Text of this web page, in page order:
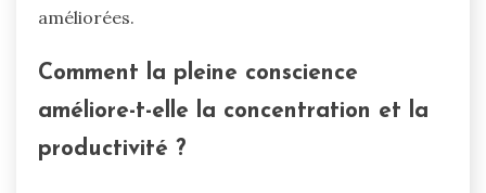
améliorées.
Comment la pleine conscience
améliore-t-elle la concentration et la
productivité ?